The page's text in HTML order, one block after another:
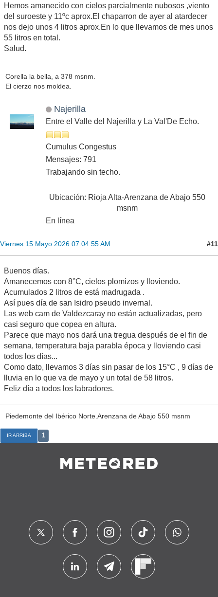
Hemos amanecido con cielos parcialmente nubosos ,viento
del suroeste y 11ºc aprox.El chaparron de ayer al atardecer
nos dejo unos 4 litros aprox.En lo que llevamos de mes unos
55 litros en total.
Salud.
Corella la bella, a 378 msnm.
El cierzo nos moldea.
Najerilla
Entre el Valle del Najerilla y La Val'De Echo.
Cumulus Congestus
Mensajes: 791
Trabajando sin techo.
Ubicación: Rioja Alta-Arenzana de Abajo 550
msnm
En línea
Viernes 15 Mayo 2026 07:04:55 AM #11
Buenos días.
Amanecemos con 8°C, cielos plomizos y lloviendo.
Acumulados 2 litros de está madrugada .
Así pues día de san Isidro pseudo invernal.
Las web cam de Valdezcaray no están actualizadas, pero
casi seguro que copea en altura.
Parece que mayo nos dará una tregua después de el fin de
semana, temperatura baja parabla época y lloviendo casi
todos los días...
Como dato, llevamos 3 días sin pasar de los 15°C , 9 días de
lluvia en lo que va de mayo y un total de 58 litros.
Feliz día a todos los labradores.
Piedemonte del Ibérico Norte.Arenzana de Abajo 550 msnm
IR ARRIBA 1